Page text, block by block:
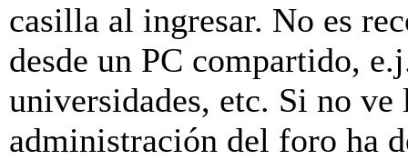
casilla al ingresar. No es
desde un PC compartido,
universidades, etc. Si no
administración del foro ha